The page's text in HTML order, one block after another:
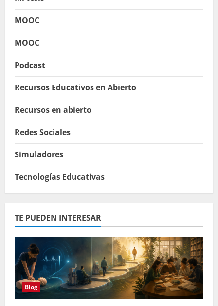
MOOC
MOOC
Podcast
Recursos Educativos en Abierto
Recursos en abierto
Redes Sociales
Simuladores
Tecnologías Educativas
TE PUEDEN INTERESAR
Blog